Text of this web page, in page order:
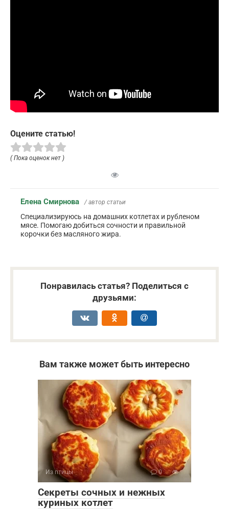
Оцените статью!
( Пока оценок нет )
Елена Смирнова / автор статьи
Специализируюсь на домашних котлетах и рубленом
мясе. Помогаю добиться сочности и правильной
корочки без масляного жира.
Понравилась статья? Поделиться с
друзьями:
Вам также может быть интересно
Из птицы 0
Секреты сочных и нежных
куриных котлет